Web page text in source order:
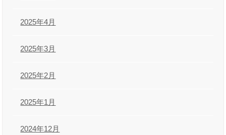
2025年4月
2025年3月
2025年2月
2025年1月
2024年12月